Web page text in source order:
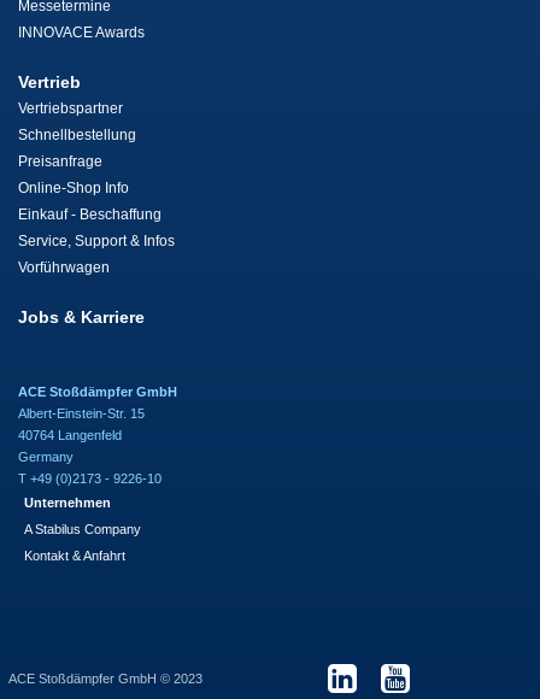
Messetermine
INNOVACE Awards
Vertrieb
Vertriebspartner
Schnellbestellung
Preisanfrage
Online-Shop Info
Einkauf - Beschaffung
Service, Support & Infos
Vorführwagen
Jobs & Karriere
ACE Stoßdämpfer GmbH
Albert-Einstein-Str. 15
40764 Langenfeld
Germany
T +49 (0)2173 - 9226-10
Unternehmen
A Stabilus Company
Kontakt & Anfahrt
ACE Stoßdämpfer GmbH © 2023